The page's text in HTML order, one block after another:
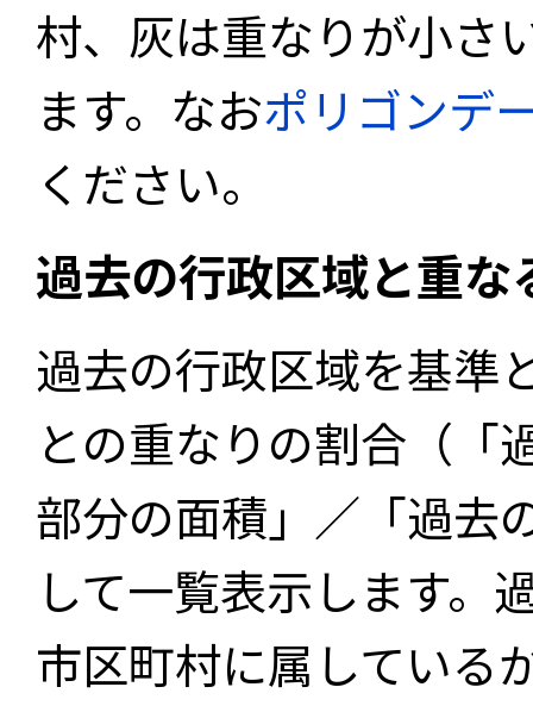
村、灰は重なりが小さ
ます。なおポリゴンデ
ください。
過去の行政区域と重
過去の行政区域を基準
との重なりの割合（「
部分の面積」／「過去
して一覧表示します。
市区町村に属している